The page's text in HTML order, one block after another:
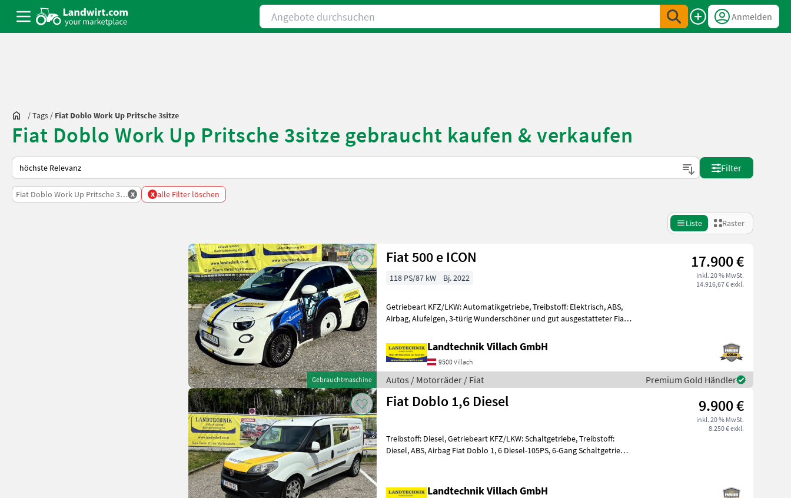
Angebote durchsuchen
Anmelden
/Tags / Fiat Doblo Work Up Pritsche 3sitze
Fiat Doblo Work Up Pritsche 3sitze gebraucht kaufen & verkaufen
So wird auf Landwirt.com sortiert
Filter
Fiat Doblo Work Up Pritsche 3sitze
x x alle Filter löschen
Liste Raster
Gebrauchtmaschine
Fiat 500 e ICON 17.900 €
inkl. 20 % MwSt.
14.916,67 € exkl.
118 PS/87 kW Bj. 2022
Getriebeart KFZ/LKW: Automatikgetriebe, Treibstoff: Elektrisch, ABS,
Airbag, Alufelgen, 3-türig Wunderschöner und gut ausgestatteter Fiat
Landtechnik Villach GmbH
9500 Villach
Autos / Motorräder / Fiat Premium Gold Händler
Fiat Doblo 1,6 Diesel 9.900 €
inkl. 20 % MwSt.
8.250 € exkl.
Treibstoff: Diesel, Getriebeart KFZ/LKW: Schaltgetriebe, Treibstoff:
Diesel, ABS, Airbag Fiat Doblo 1, 6 Diesel-105PS, 6-Gang Schaltgetriebe,
Landtechnik Villach GmbH